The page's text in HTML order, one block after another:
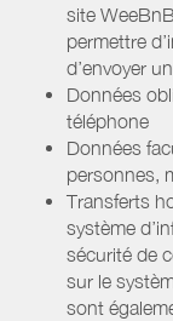
site
permettre
d’envoyer
Données
téléphone
Données
personnes,
Transferts
système
sécurité de
sur le
sont